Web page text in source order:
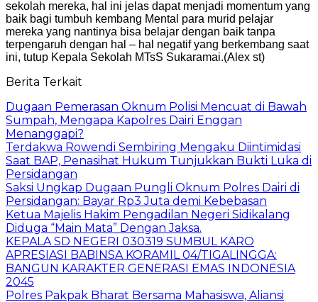
sekolah mereka, hal ini jelas dapat menjadi momentum yang
baik bagi tumbuh kembang Mental para murid pelajar
mereka yang nantinya bisa belajar dengan baik tanpa
terpengaruh dengan hal – hal negatif yang berkembang saat
ini, tutup Kepala Sekolah MTsS Sukaramai.(Alex st)
Berita Terkait
Dugaan Pemerasan Oknum Polisi Mencuat di Bawah
Sumpah, Mengapa Kapolres Dairi Enggan
Menanggapi?
Terdakwa Rowendi Sembiring Mengaku Diintimidasi
Saat BAP, Penasihat Hukum Tunjukkan Bukti Luka di
Persidangan
Saksi Ungkap Dugaan Pungli Oknum Polres Dairi di
Persidangan: Bayar Rp3 Juta demi Kebebasan
Ketua Majelis Hakim Pengadilan Negeri Sidikalang
Diduga “Main Mata” Dengan Jaksa.
KEPALA SD NEGERI 030319 SUMBUL KARO
APRESIASI BABINSA KORAMIL 04/TIGALINGGA:
BANGUN KARAKTER GENERASI EMAS INDONESIA
2045
Polres Pakpak Bharat Bersama Mahasiswa, Aliansi